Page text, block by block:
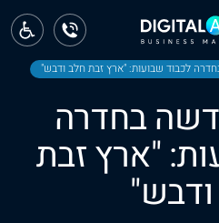
לכבוד שבועות: "ארץ זבת חלב ודבש"
בחדרה
"ארץ זבת
ראשי
צפון
חיפה
מרכז